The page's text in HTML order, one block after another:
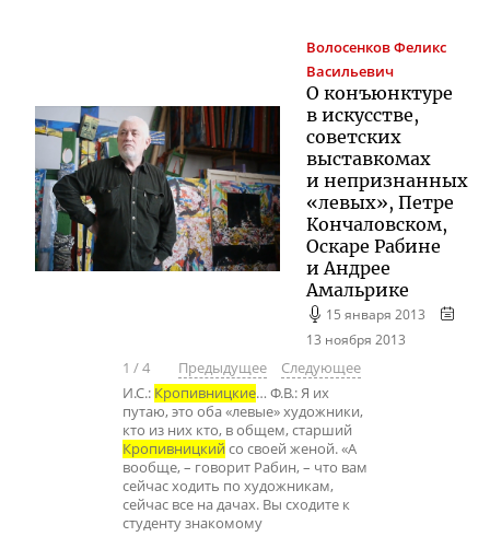
ВолосенковФеликс
Васильевич
О конъюнктуре
в искусстве,
советских
выставкомах
и непризнанных
«левых», Петре
Кончаловском,
Оскаре Рабине
и Андрее
Амальрике
15 января 2013
13 ноября 2013
1 /4 Предыдущее
Следующее
И.С.: Кропивницкие… Ф.В.: Я их
путаю, это оба «левые» художники,
кто из них кто, в общем, старший
Кропивницкий со своей женой. «А
вообще, – говорит Рабин, – что вам
сейчас ходить по художникам,
сейчас все на дачах. Вы сходите к
студенту знакомому